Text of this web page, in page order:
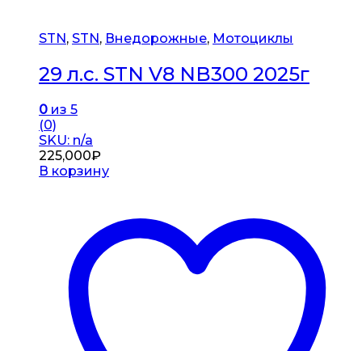
STN, STN, Внедорожные, Мотоциклы
29 л.с. STN V8 NB300 2025г
0 из 5
(0)
SKU: n/a
225,000₽
В корзину